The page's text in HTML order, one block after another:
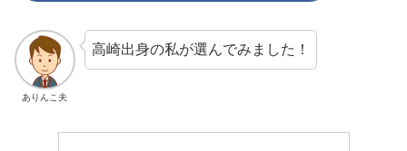
ありんこ夫
高崎出身の私が選んでみました！